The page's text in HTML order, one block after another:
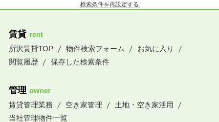
検索条件を再設定する
賃貸 rent
所沢賃貸TOP
物件検索フォーム
お気に入り
閲覧履歴
保存した検索条件
管理 owner
賃貸管理業務
空き家管理
土地・空き家活用
当社管理物件一覧